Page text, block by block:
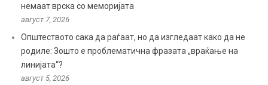
немаат врска со меморијата
август 7, 2026
Општеството сака да раѓаат, но да изгледаат како да не
родиле: Зошто е проблематична фразата „враќање на
линијата“?
август 5, 2026